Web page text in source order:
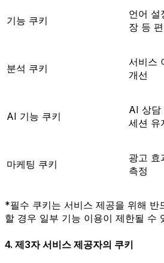
기능 쿠키
언어 설
장 등
분석 쿠키
서비스
개선
AI 기능 쿠키
AI 상담
세션 유
마케팅 쿠키
광고 효
측정
*필수 쿠키는 서비스 제공을 위해 반
할 경우 일부 기능 이용이 제한될 수
4. 제3자 서비스 제공자의 쿠키